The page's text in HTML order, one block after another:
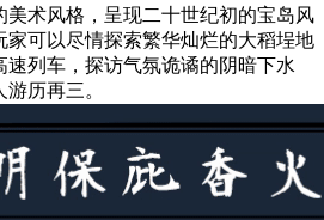
美术风格，呈现二十世纪初的宝岛风
家可以尽情探索繁华灿烂的大稻埕地
速列车，探访气氛诡谲的阴暗下水
历再三。